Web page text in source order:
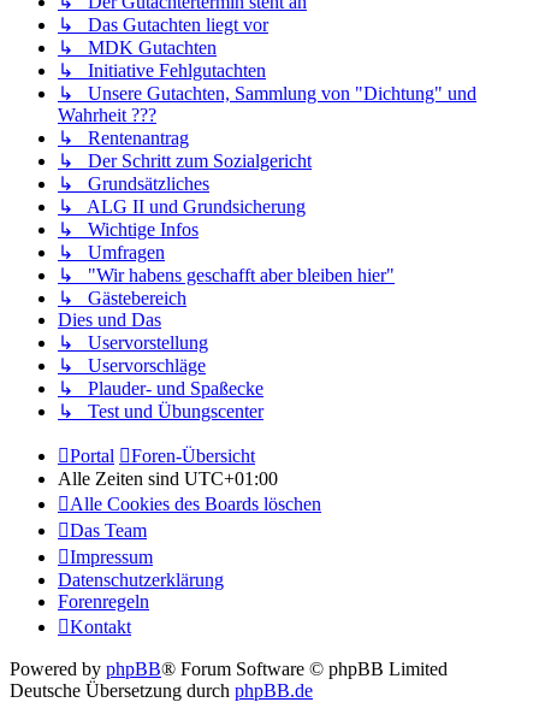
↳ Das Gutachten liegt vor
↳ MDK Gutachten
↳ Initiative Fehlgutachten
↳ Unsere Gutachten, Sammlung von "Dichtung" und
Wahrheit ???
↳ Rentenantrag
↳ Der Schritt zum Sozialgericht
↳ Grundsätzliches
↳ ALG II und Grundsicherung
↳ Wichtige Infos
↳ Umfragen
↳ "Wir habens geschafft aber bleiben hier"
↳ Gästebereich
Dies und Das
↳ Uservorstellung
↳ Uservorschläge
↳ Plauder- und Spaßecke
↳ Test und Übungscenter
Portal
Foren-Übersicht
Alle Zeiten sind UTC+01:00
Alle Cookies des Boards löschen
Das Team
Impressum
Datenschutzerklärung
Forenregeln
Kontakt
Powered by phpBB® Forum Software © phpBB Limited
Deutsche Übersetzung durch phpBB.de